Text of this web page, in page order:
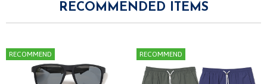
RECOMMENDED ITEMS
RECOMMEND RECOMMEND